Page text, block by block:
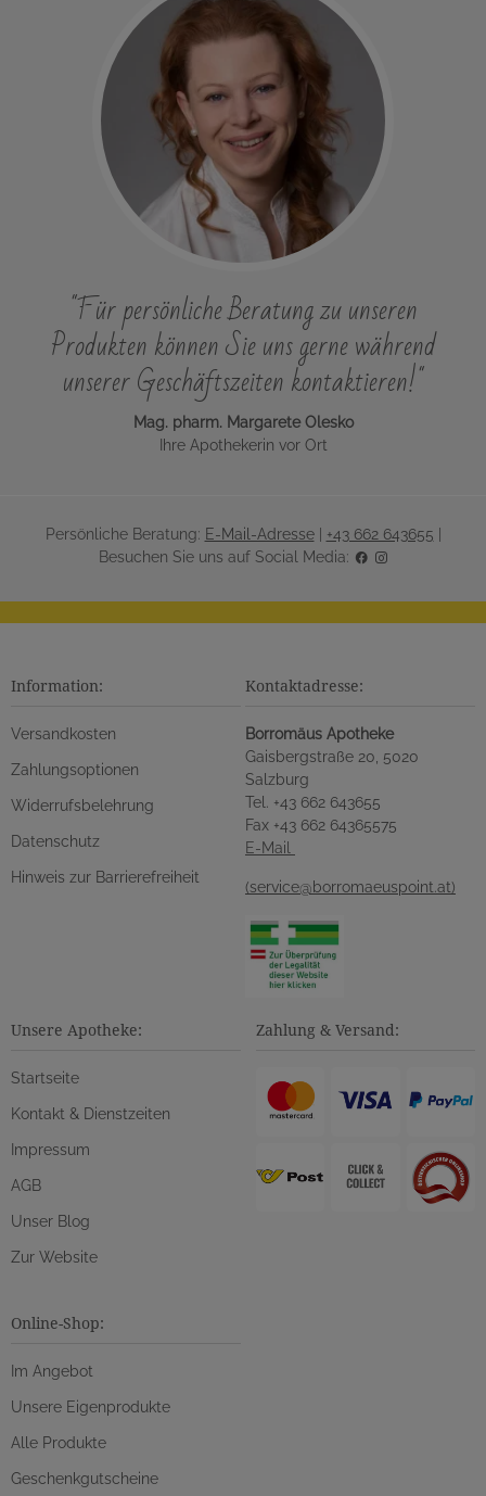
"Für persönliche Beratung zu unseren
Produkten können Sie uns gerne während
unserer Geschäftszeiten kontaktieren!"
Mag. pharm. Margarete Olesko
Ihre Apothekerin vor Ort
Persönliche Beratung: E-Mail-Adresse| +43 662 643655
Besuchen Sie uns auf Social Media:
Information:
Versandkosten
Zahlungsoptionen
Widerrufsbelehrung
Datenschutz
Hinweis zur Barrierefreiheit
Kontaktadresse:
Borromäus Apotheke
Gaisbergstraße 20, 5020
Salzburg
Tel. +43 662 643655
Fax +43 662 64365575
E-Mail
(service@borromaeuspoint.at)
Unsere Apotheke:
Startseite
Kontakt & Dienstzeiten
Impressum
AGB
Unser Blog
Zur Website
Zahlung & Versand:
Online-Shop:
Im Angebot
Unsere Eigenprodukte
Alle Produkte
Geschenkgutscheine